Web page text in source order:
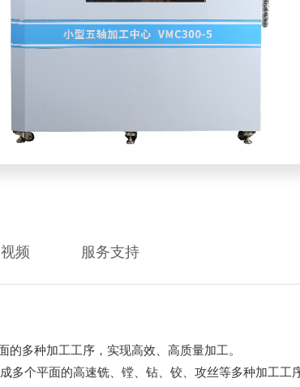
频 服务支持
的多种加工工序，实现高效、高质量加工。
多个平面的高速铣、镗、钻、铰、攻丝等多种加工工